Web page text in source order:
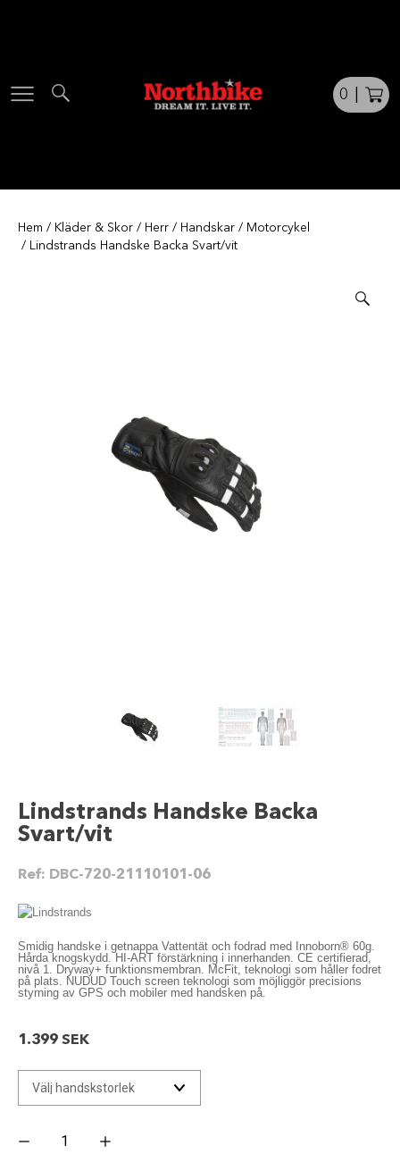
0
Hem / Kläder & Skor / Herr / Handskar / Motorcykel
/ Lindstrands Handske Backa Svart/vit
Lindstrands Handske Backa
Svart/vit
Ref: DBC-720-21110101-06
Smidig handske i getnappa Vattentät och fodrad med Innoborn® 60g.
Hårda knogskydd. HI-ART förstärkning i innerhanden. CE certifierad,
nivå 1. Dryway+ funktionsmembran. McFit, teknologi som håller fodret
på plats. NUDUD Touch screen teknologi som möjliggör precisions
styrning av GPS och mobiler med handsken på.
1.399 SEK
Handske